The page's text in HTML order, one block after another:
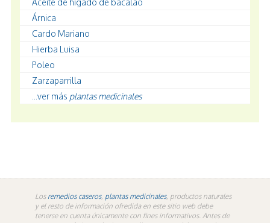
Árnica
Cardo Mariano
Hierba Luisa
Poleo
Zarzaparrilla
...ver más plantas medicinales
Los remedios caseros, plantas medicinales, productos naturales
y el resto de información ofredida en este sitio web debe
tenerse en cuenta únicamente con fines informativos. Antes de